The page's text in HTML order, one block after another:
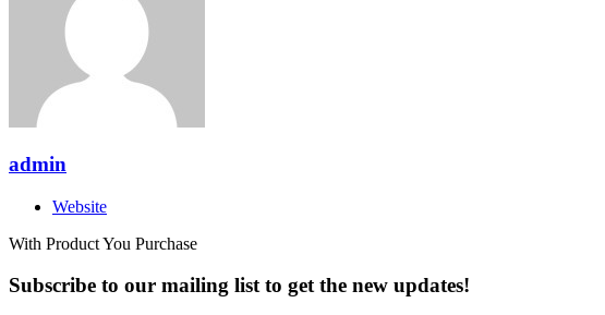
admin
Website
With Product You Purchase
Subscribe to our mailing list to get the new updates!